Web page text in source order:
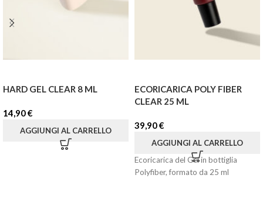
HARD GEL CLEAR 8 ML
14,90€
AGGIUNGI AL CARRELLO
ECORICARICA POLY FIBER
CLEAR 25 ML
39,90€
AGGIUNGI AL CARRELLO
Ecoricarica del Gel in bottiglia
Polyfiber, formato da 25 ml